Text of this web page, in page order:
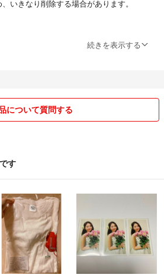
いきなり削除する場合があります。
ため消印と発送通知の日にちが異なる場合が
プラス111円〜で可能です。
続きを表示する
について質問する
す